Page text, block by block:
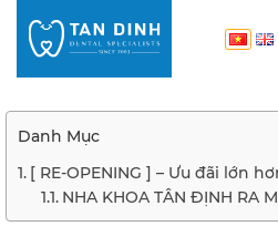
content
Danh Mục
[ RE-OPENING ] – Ưu đãi lớn
NHA KHOA TÂN ĐỊNH RA